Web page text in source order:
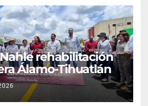
rehabilitación
Álamo-Tihuatlán